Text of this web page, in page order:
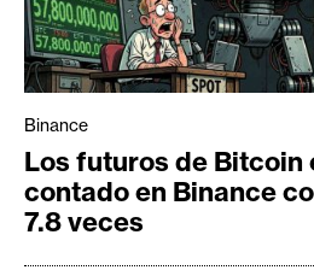
Binance
Los futuros de Bitcoin
contado en Binance
7.8 veces